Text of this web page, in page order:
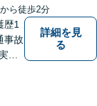
から徒歩2分
歴1
事故
績
詳細を見
る